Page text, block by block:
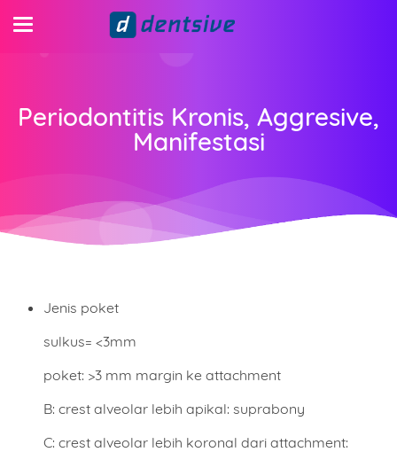
Periodontitis Kronis, Aggresive,
Manifestasi
Jenis poket
sulkus= <3mm
poket: >3 mm margin ke attachment
B: crest alveolar lebih apikal: suprabony
C: crest alveolar lebih koronal dari attachment: